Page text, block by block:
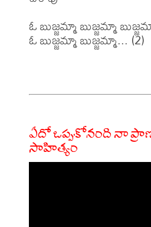
ఓ బుజ్జమ్మా బుజ్జమ్మా
ఓ బుజ్జమ్మా బుజ్జమ్మా... (2)
ఏదో ఒప్పుకోనంది నా
సాహిత్యం